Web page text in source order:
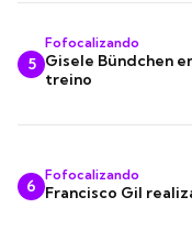
5
Fofocalizando
Gisele Bündchen
treino
6
Fofocalizando
Francisco Gil